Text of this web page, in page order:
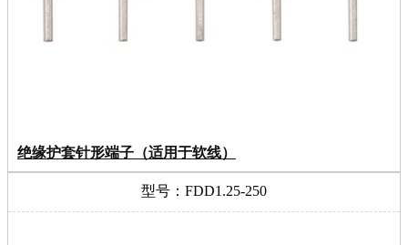
绝缘护套针形端子（适用于软线）
型号：FDD1.25-250